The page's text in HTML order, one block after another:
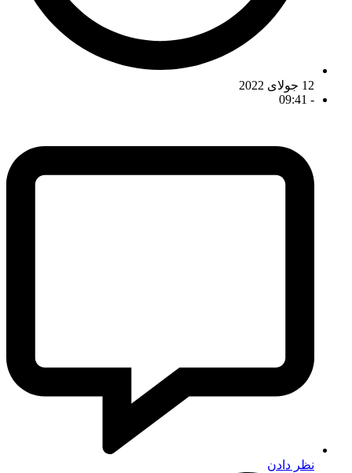
12 جولای 2022
-
09:41
نظر دادن